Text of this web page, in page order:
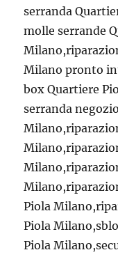
serranda
molle serrande
Milano pronto
box Quartiere
serranda
Piola
Piola
Piola